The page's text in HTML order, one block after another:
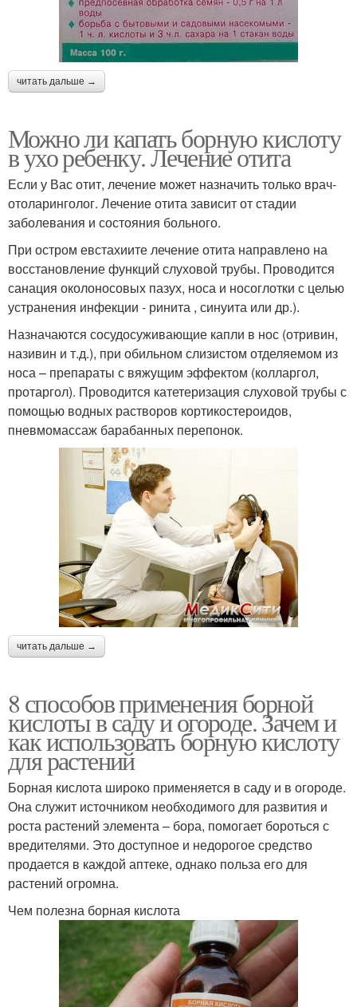
читать дальше →
Можно ли капать борную кислоту
в ухо ребенку. Лечение отита
Если у Вас отит, лечение может назначить только врач-
отоларинголог. Лечение отита зависит от стадии
заболевания и состояния больного.
При остром евстахиите лечение отита направлено на
восстановление функций слуховой трубы. Проводится
санация околоносовых пазух, носа и носоглотки с целью
устранения инфекции - ринита , синуита или др.).
Назначаются сосудосуживающие капли в нос (отривин,
називин и т.д.), при обильном слизистом отделяемом из
носа – препараты с вяжущим эффектом (колларгол,
протаргол). Проводится катетеризация слуховой трубы с
помощью водных растворов кортикостероидов,
пневмомассаж барабанных перепонок.
читать дальше →
8 способов применения борной
кислоты в саду и огороде. Зачем и
как использовать борную кислоту
для растений
Борная кислота широко применяется в саду и в огороде.
Она служит источником необходимого для развития и
роста растений элемента – бора, помогает бороться с
вредителями. Это доступное и недорогое средство
продается в каждой аптеке, однако польза его для
растений огромна.
Чем полезна борная кислота